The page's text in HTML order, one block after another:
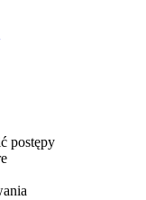
postępy